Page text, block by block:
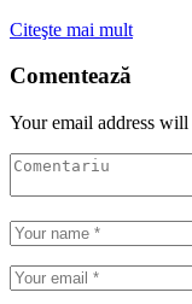
Citeşte mai mult
Comentează
Your email address